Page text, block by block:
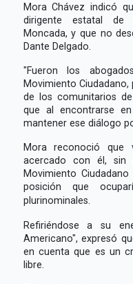
Mora Chávez indicó
dirigente estatal de
Moncada, y que no
Dante Delgado.
"Fueron los
Movimiento
de los comunitarios
que al encontrarse
mantener ese diálogo
Mora reconoció que
acercado con él, sin
Movimiento
posición que
plurinominales.
Refiriéndose a su
Americano", expresó
en cuenta que es un
libre.